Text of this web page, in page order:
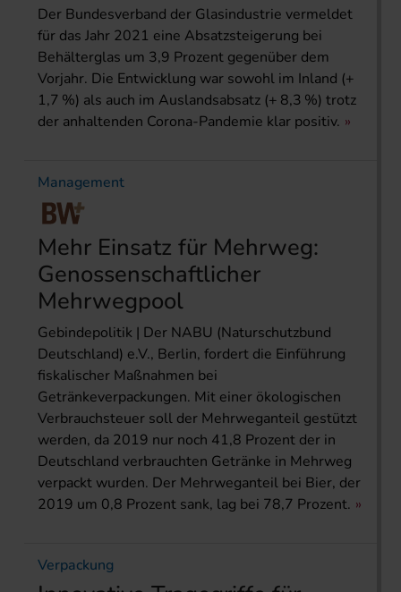
Der Bundesverband der Glasindustrie vermeldet
für das Jahr 2021 eine Absatzsteigerung bei
Behälterglas um 3,9 Prozent gegenüber dem
Vorjahr. Die Entwicklung war sowohl im Inland (+
1,7 %) als auch im Auslandsabsatz (+ 8,3 %) trotz
der anhaltenden Corona-Pandemie klar positiv.
Management
Mehr Einsatz für Mehrweg:
Genossenschaftlicher
Mehrwegpool
Gebindepolitik | Der NABU (Naturschutzbund
Deutschland) e.V., Berlin, fordert die Einführung
fiskalischer Maßnahmen bei
Getränkeverpackungen. Mit einer ökologischen
Verbrauchsteuer soll der Mehrweganteil gestützt
werden, da 2019 nur noch 41,8 Prozent der in
Deutschland verbrauchten Getränke in Mehrweg
verpackt wurden. Der Mehrweganteil bei Bier, der
2019 um 0,8 Prozent sank, lag bei 78,7 Prozent.
Verpackung